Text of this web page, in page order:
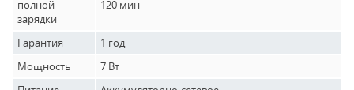
полной
зарядки
120 мин
Гарантия
1 год
Мощность
7 Вт